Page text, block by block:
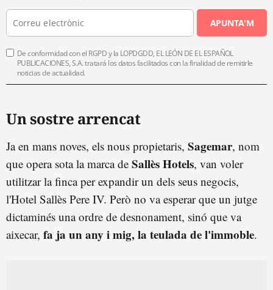
APUNTA'M
De conformidad con el RGPD y la LOPDGDD, EL LEÓN DE EL ESPAÑOL
PUBLICACIONES, S.A. tratará los datos facilitados con la finalidad de remitirle
noticias de actualidad.
Un sostre arrencat
Ja en mans noves, els nous propietaris, Sagemar, nom
que opera sota la marca de Sallès Hotels, van voler
utilitzar la finca per expandir un dels seus negocis,
l'Hotel Sallès Pere IV. Però no va esperar que un jutge
dictaminés una ordre de desnonament, sinó que va
aixecar, fa ja un any i mig, la teulada de l'immoble.